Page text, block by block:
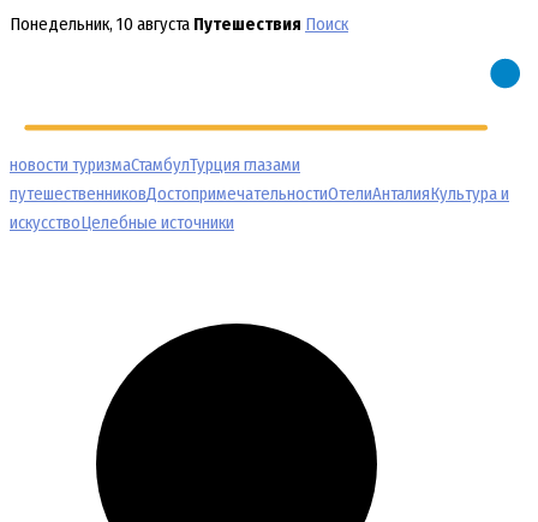
Перейти
Понедельник, 10 августа Путешествия Поиск
новости туризмаСтамбулТурция глазами
путешественниковДостопримечательностиОтелиАнталияКультура и
искусствоЦелебные источники